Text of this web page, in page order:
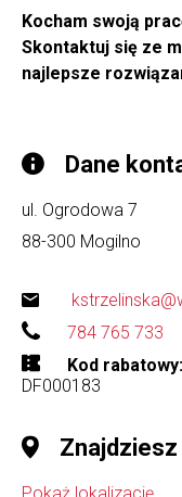
Kocham swoją
Skontaktuj się ze
najlepsze
Dane
ul. Ogrodowa 7
88-300 Mogilno
784 765 733
Kod rabatowy
DF000183
Znajdziesz